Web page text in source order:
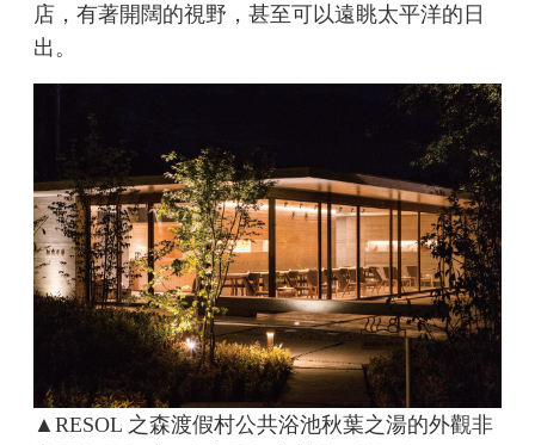
店，有著開闊的視野，甚至可以遠眺太平洋的日
出。
▲RESOL 之森渡假村公共浴池秋葉之湯的外觀非